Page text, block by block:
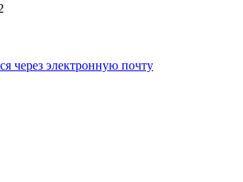
через электронную почту